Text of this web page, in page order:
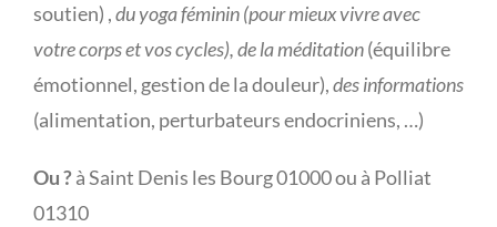
soutien) ,du yoga féminin (pour mieux vivre avec
votre corps et vos cycles),de la méditation(équilibre
émotionnel, gestion de la douleur),des informations
(alimentation, perturbateurs endocriniens, …)
Ou ?à Saint Denis les Bourg 01000 ou à Polliat
01310